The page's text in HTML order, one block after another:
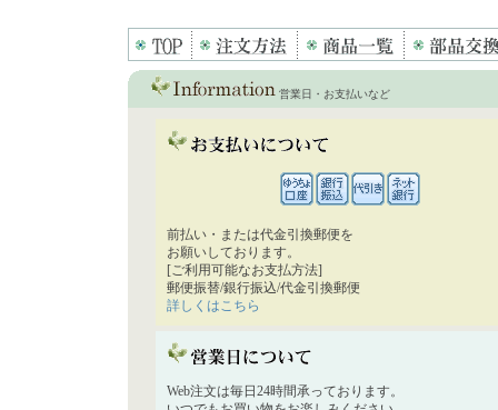
営業日・お支払いなど
前払い・または代金引換郵便を
お願いしております。
[ご利用可能なお支払方法]
郵便振替/銀行振込/代金引換郵便
詳しくはこちら
Web注文は毎日24時間承っております。